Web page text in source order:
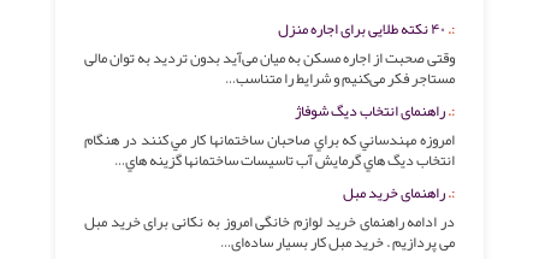
۴۰ نکته طلایی برای اجاره منزل
وقتی صحبت از اجاره مسکن به میان می‌آید بدون تردید به توان مالی
مستاجر فکر می‌کنیم و شرایط را متناسب…
راهنمای انتخاب دیگ شوفاژ
امروزه مهندساني كه براي صاحبان ساختمانها كار مي كنند در هنگام
انتخاب ديگ هاي گرمايش آب تاسيسات ساختمانها گزينه هاي…
راهنمای خرید مبل
در ادامه راهنمای خرید لوازم خانگی امروز به نکانی برای خرید مبل
می پردازیم . خرید مبل کار بسیار ساده‌ای…